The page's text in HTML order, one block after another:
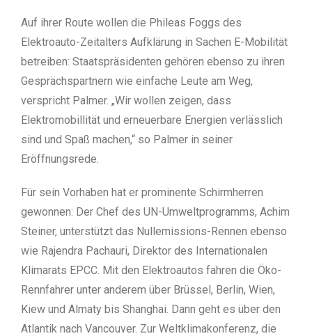
Auf ihrer Route wollen die Phileas Foggs des
Elektroauto-Zeitalters Aufklärung in Sachen E-Mobilität
betreiben: Staatspräsidenten gehören ebenso zu ihren
Gesprächspartnern wie einfache Leute am Weg,
verspricht Palmer. „Wir wollen zeigen, dass
Elektromobillität und erneuerbare Energien verlässlich
sind und Spaß machen,“ so Palmer in seiner
Eröffnungsrede.
Für sein Vorhaben hat er prominente Schirmherren
gewonnen: Der Chef des UN-Umweltprogramms, Achim
Steiner, unterstützt das Nullemissions-Rennen ebenso
wie Rajendra Pachauri, Direktor des Internationalen
Klimarats EPCC. Mit den Elektroautos fahren die Öko-
Rennfahrer unter anderem über Brüssel, Berlin, Wien,
Kiew und Almaty bis Shanghai. Dann geht es über den
Atlantik nach Vancouver. Zur Weltklimakonferenz, die